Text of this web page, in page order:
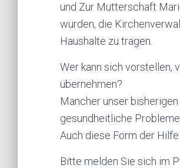
und Zur Mutterschaft
würden, die
Haushalte zu tragen.
Wer kann sich vorstellen,
übernehmen?
Mancher unser
gesundheitliche
Auch diese Form der
Bitte melden Sie sich im